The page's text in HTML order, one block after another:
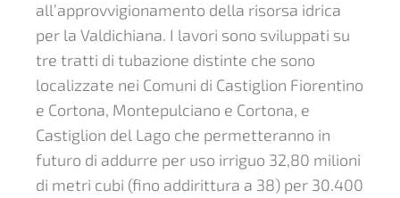
all’approvvigionamento della risorsa idrica
per la Valdichiana. I lavori sono sviluppati su
tre tratti di tubazione distinte che sono
localizzate nei Comuni di Castiglion Fiorentino
e Cortona, Montepulciano e Cortona, e
Castiglion del Lago che permetteranno in
futuro di addurre per uso irriguo 32,80 milioni
di metri cubi (fino addirittura a 38) per 30.400